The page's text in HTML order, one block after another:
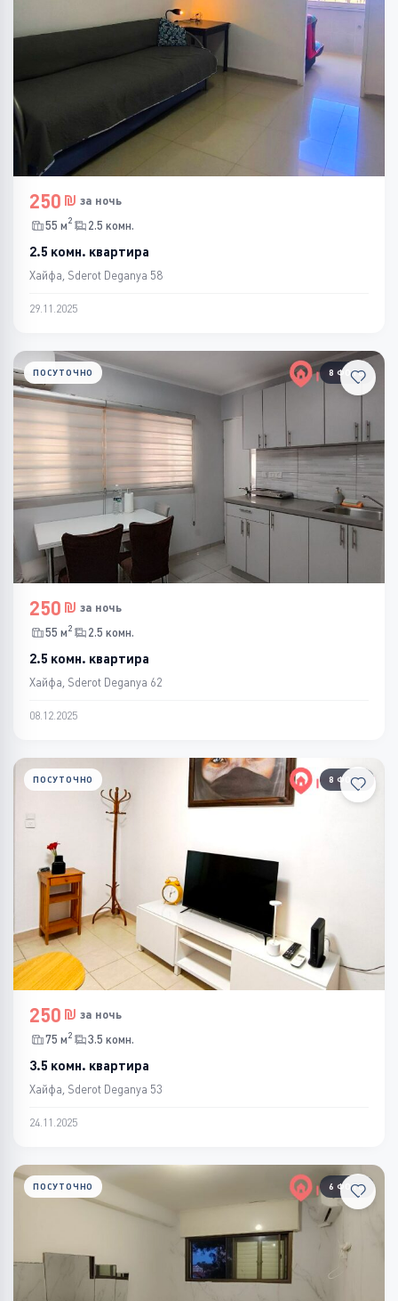
250
за ночь
55 м2 2.5 комн.
2.5 комн. квартира
Хайфа, Sderot Deganya 58
29.11.2025
8 ФОТО
ПОСУТОЧНО
250
за ночь
55 м2 2.5 комн.
2.5 комн. квартира
Хайфа, Sderot Deganya 62
08.12.2025
8 ФОТО
ПОСУТОЧНО
250
за ночь
75 м2 3.5 комн.
3.5 комн. квартира
Хайфа, Sderot Deganya 53
24.11.2025
6 ФОТО
ПОСУТОЧНО